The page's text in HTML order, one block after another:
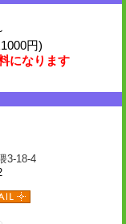
円)
になります
3-18-4